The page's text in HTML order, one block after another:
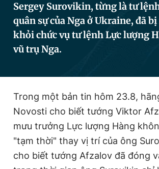
Đọc Thanh Niên trên điện thoại
Theo dõi báo trên
Hotline
0906 645 777
Liên hệ
Sergey Surovikin, từng là tư
quân sự của Nga ở Ukraine, đã
khỏi chức vụ tư lệnh Lực lượng
vũ trụ Nga.
Trong một bản tin hôm 23.8,
Novosti cho biết tướng Viktor
mưu trưởng Lực lượng Hàng
"tạm thời" thay vị trí của ông
cho biết tướng Afzalov đã đóng